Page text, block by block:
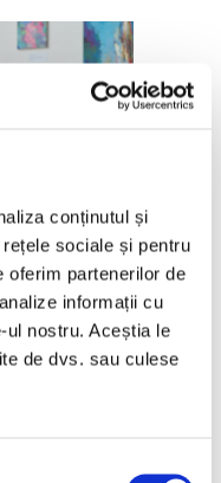
conținutul și
sociale și pentru
oferim partenerilor de
informații cu
nostru. Aceștia le
de dvs. sau culese
lucrare
artă